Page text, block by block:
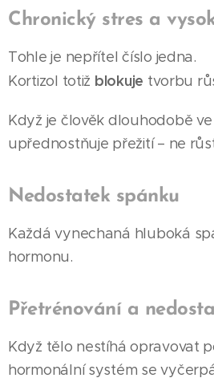
Chronický stres a
Tohle je nepřítel číslo jedna.
Kortizol totiž blokuje tvorbu
Když je člověk dlouhodobě
upřednostňuje přežití – ne
Nedostatek spánku
Každá vynechaná hluboká
hormonu.
Přetrénování a
Když tělo nestíhá opravovat
hormonální systém se